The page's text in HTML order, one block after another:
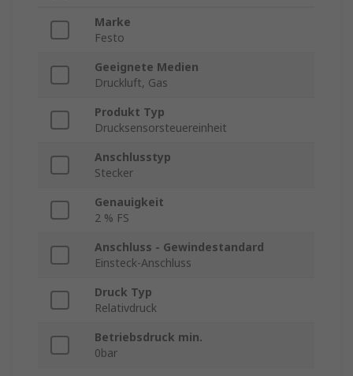
Marke
Festo
Geeignete Medien
Druckluft, Gas
Produkt Typ
Drucksensorsteuereinheit
Anschlusstyp
Stecker
Genauigkeit
2 % FS
Anschluss - Gewindestandard
Einsteck-Anschluss
Druck Typ
Relativdruck
Betriebsdruck min.
0bar